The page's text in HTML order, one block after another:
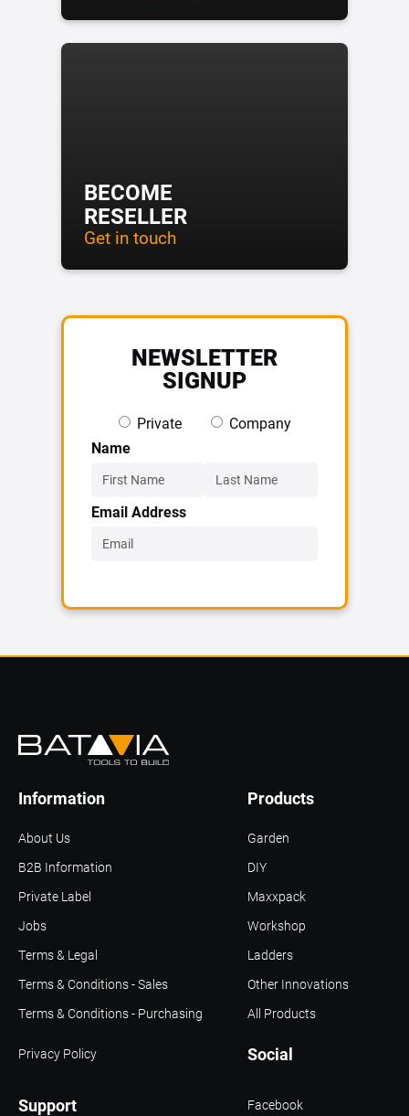
BECOME
RESELLER
Get in touch
NEWSLETTER
SIGNUP
Private
Company
Name
Email Address
Support
Products
Social
About Us
Information
B2B Information
Terms & Legal
Terms & Conditions - Sales
Terms & Conditions - Purchasing
Privacy Policy
Jobs
Private Label
Garden
DIY
Maxxpack
Workshop
Ladders
All Products
Other Innovations
Facebook